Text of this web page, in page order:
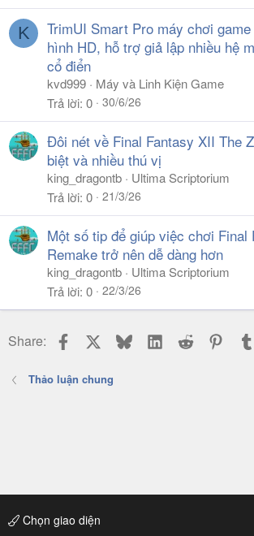
K
TrimUI Smart Pro máy chơi
hình HD, hỗ trợ giả lập nhiều hệ
cổ điển
kvd999
Máy và Linh Kiện Game
Trả lời 0 30/6/26
Đôi nét về Final Fantasy XII The
biệt và nhiều thú vị
king_dragontb
Ultima Scriptorium
Trả lời 0 21/3/26
Một số tip để giúp việc chơi Final
Remake trở nên dễ dàng hơn
king_dragontb
Ultima Scriptorium
Trả lời 0 22/3/26
Share: Facebook BlueskyLinkedIn
Reddit
Thảo luận chung
Chọn giao diện